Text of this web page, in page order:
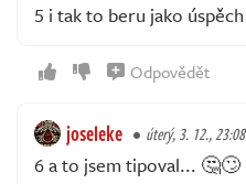
5 i tak to beru jako
Odpovědět
joseleke úterý, 3. 12., 23:08
6 a to jsem tipoval... 🤔🙄